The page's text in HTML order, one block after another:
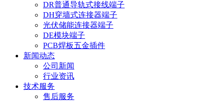
DR普通导轨式接线端子
DH穿墙式连接器端子
光伏储能连接器端子
DE模块端子
PCB焊板五金插件
新闻动态
公司新闻
行业资讯
技术服务
售后服务